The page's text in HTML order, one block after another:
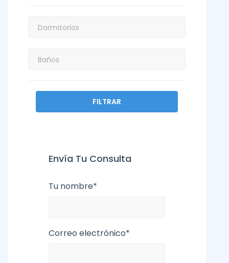
FILTRAR
Envía Tu Consulta
Tu nombre*
Correo electrónico*